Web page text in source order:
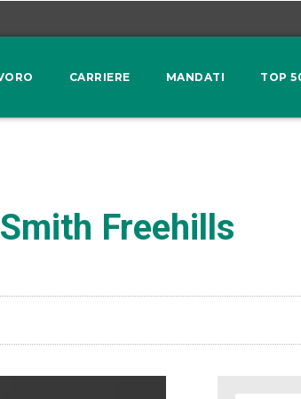
CARRIERE MANDATI TOP
Freehills